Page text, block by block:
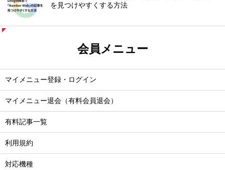
を見つけやすくする方法
会員メニュー
マイメニュー登録・ログイン
マイメニュー退会（有料会員退会）
有料記事一覧
利用規約
対応機種